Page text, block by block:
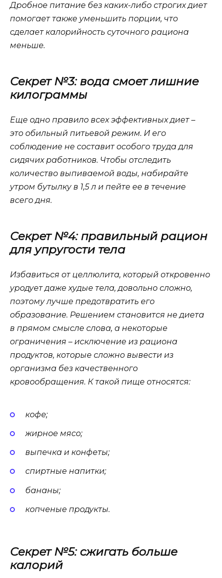
Дробное питание без каких-либо строгих диет
помогает также уменьшить порции, что
сделает калорийность суточного рациона
меньше.
Секрет №3: вода смоет лишние
килограммы
Еще одно правило всех эффективных диет –
это обильный питьевой режим. И его
соблюдение не составит особого труда для
сидячих работников. Чтобы отследить
количество выпиваемой воды, набирайте
утром бутылку в 1,5 л и пейте ее в течение
всего дня.
Секрет №4: правильный рацион
для упругости тела
Избавиться от целлюлита, который откровенно
уродует даже худые тела, довольно сложно,
поэтому лучше предотвратить его
образование. Решением становится не диета
в прямом смысле слова, а некоторые
ограничения – исключение из рациона
продуктов, которые сложно вывести из
организма без качественного
кровообращения. К такой пище относятся:
кофе;
жирное мясо;
выпечка и конфеты;
спиртные напитки;
бананы;
копченые продукты.
Секрет №5: сжигать больше
калорий